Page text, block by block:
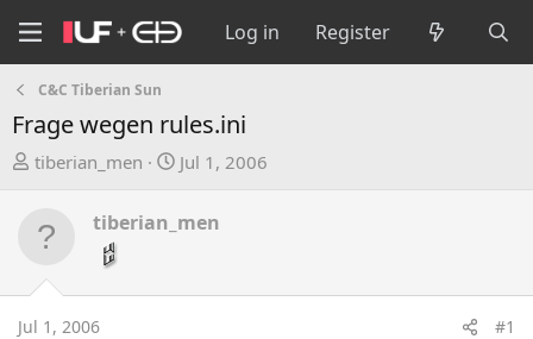
Log in Register
C&C Tiberian Sun
Frage wegen rules.ini
T
e
d
s
tiberian_men
S
d
Jul 1, 2006
tiberian_men
Jul 1, 2006 #1